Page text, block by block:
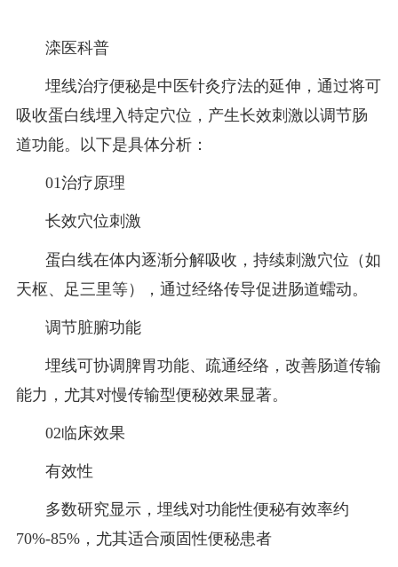
滦医科普
埋线治疗便秘是中医针灸疗法的延伸，通过将可
吸收蛋白线埋入特定穴位，产生长效刺激以调节肠
道功能。以下是具体分析：
01治疗原理
长效穴位刺激‌
蛋白线在体内逐渐分解吸收，持续刺激穴位（如
天枢、足三里等），通过经络传导促进肠道蠕动‌。
调节脏腑功能‌
埋线可协调脾胃功能、疏通经络，改善肠道传输
能力，尤其对慢传输型便秘效果显著‌。
02临床效果
有效性‌
多数研究显示，埋线对功能性便秘有效率约
70%-85%，尤其适合顽固性便秘患者‌